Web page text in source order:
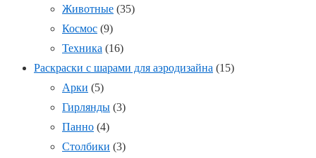
Животные (35)
Космос (9)
Техника (16)
Раскраски с шарами для аэродизайна (15)
Арки (5)
Гирлянды (3)
Панно (4)
Столбики (3)